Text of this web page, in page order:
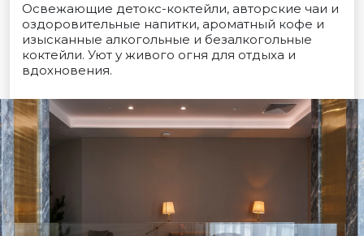
Освежающие детокс-коктейли, авторские чаи и
оздоровительные напитки, ароматный кофе и
изысканные алкогольные и безалкогольные
коктейли. Уют у живого огня для отдыха и
вдохновения.